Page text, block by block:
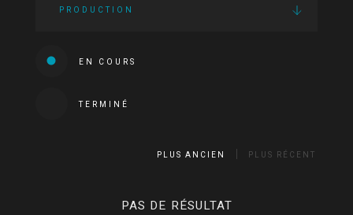
PRODUCTION
EN COURS
TERMINÉ
PLUS ANCIEN PLUS RÉCENT
PAS DE RÉSULTAT